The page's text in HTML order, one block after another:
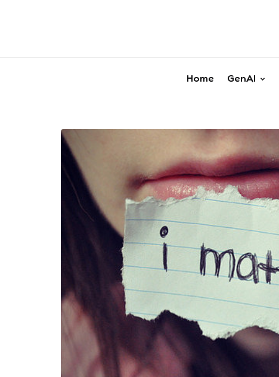
Home GenAI